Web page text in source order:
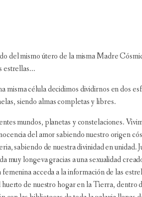
del mismo útero de la misma Madre
estrellas...
misma célula decidimos dividirnos en dos
siendo almas completas y libres.
mundos, planetas y constelaciones.
del amor sabiendo nuestro origen
sabiendo de nuestra divinidad en unidad.
muy longeva gracias a una sexualidad
femenina acceda a la información de las
de nuestro hogar en la Tierra, dentro